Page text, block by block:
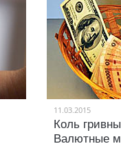
11.03.2015
Коль
Валютные